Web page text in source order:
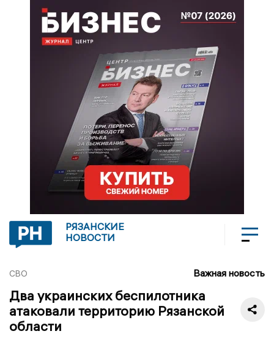
РЯЗАНСКИЕ
НОВОСТИ
СВО Важная новость
Два украинских беспилотника
атаковали территорию Рязанской
области